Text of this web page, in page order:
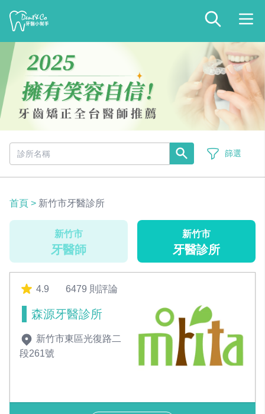
篩選
首頁 > 新竹市牙醫診所
新竹市
牙醫師
新竹市
牙醫診所
4.9 6479 則評論
森源牙醫診所
新竹市東區光復路二
段261號